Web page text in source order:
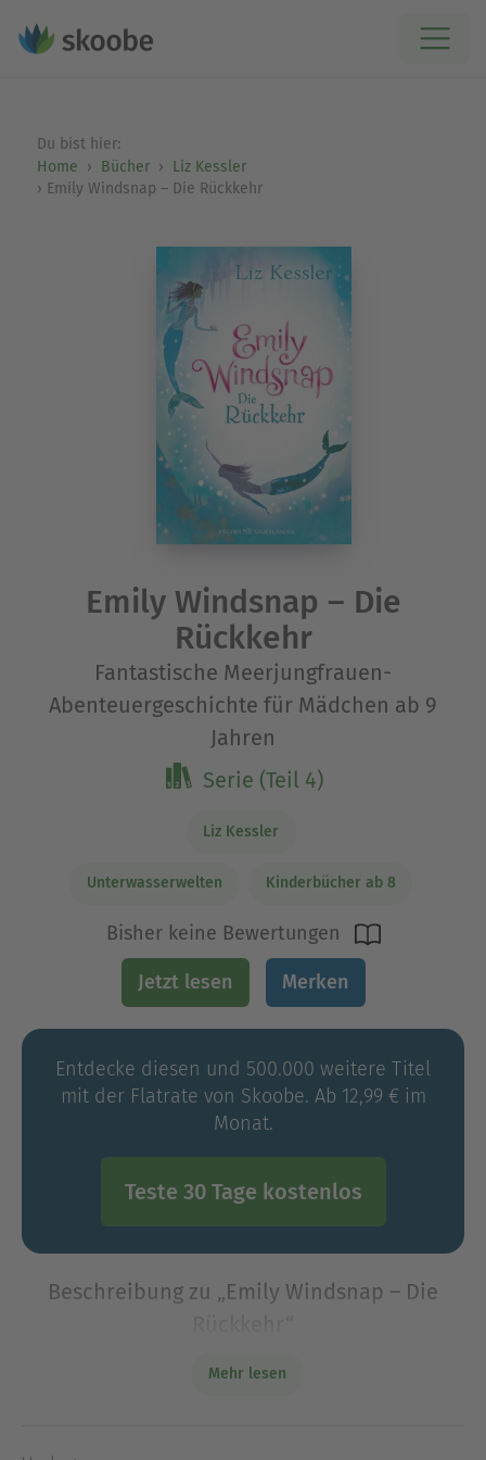
Du bist hier:
Home
Bücher
Liz Kessler
Emily Windsnap – Die Rückkehr
Emily Windsnap – Die
Rückkehr
Fantastische Meerjungfrauen-
Abenteuergeschichte für Mädchen ab 9
Jahren
Serie (Teil 4)
Liz Kessler
Unterwasserwelten Kinderbücher ab 8
Bisher keine Bewertungen
Jetzt lesen Merken
Entdecke diesen und 500.000 weitere Titel
mit der Flatrate von Skoobe. Ab 12,99 € im
Monat.
Teste 30 Tage kostenlos
Beschreibung zu „Emily Windsnap – Die
Emily hat ein großes Geheimnis: Sie ist halb
Mehr lesen